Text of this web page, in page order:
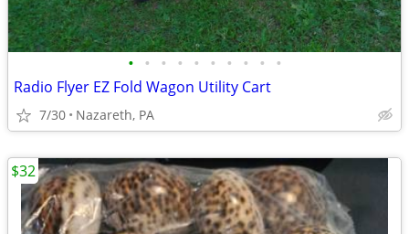
• • • • • • • • • •
Radio Flyer EZ Fold Wagon Utility Cart
7/30 Nazareth, PA
$32